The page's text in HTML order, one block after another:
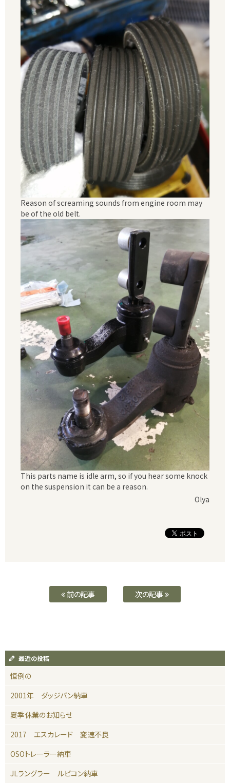
Reason of screaming sounds from engine room may
be of the old belt.
This parts name is idle arm, so if you hear some knock
on the suspension it can be a reason.
Olya
前の記事 次の記事
最近の投稿
恒例の
2001年 ダッジバン納車
夏季休業のお知らせ
2017 エスカレード 変速不良
OSOトレーラー納車
JLラングラー ルビコン納車